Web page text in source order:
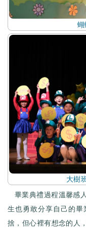
蝴
大樹
畢業典禮過程溫馨感
生也勇敢分享自己的畢
捨，但心裡有想念的人